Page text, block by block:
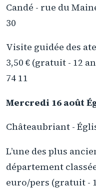
Candé - rue du
30
Visite guidée des
3,50 € (gratuit - 12
74 11
Mercredi 16 août
Châteaubriant -
L’une des plus
département
euro/pers (gratuit -